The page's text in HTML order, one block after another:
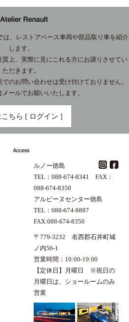
は、レストアベース車両や部品取り車を紹介
します。
上、実際に見にこれる方にお譲りさせてい
ただきます。
のお問い合わせは受け付けておりません。
ールでお願いいたします。
ちら [ ログイン ]
ルノー徳島
TEL：088-674-8341 FAX：
088-674-8350
アルピーヌセンター徳島
TEL：088-674-8887
FAX:088-674-8350
〒779-3232 名西郡石井町城
ノ内56-1
営業時間：10:00-19:00
【定休日】月曜日 ※祝日の
月曜日は、ショールームのみ
営業